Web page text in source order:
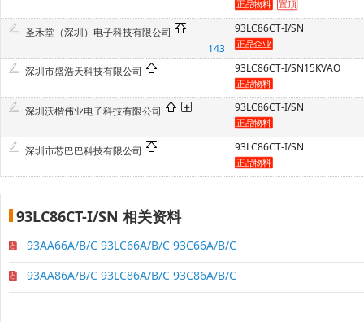
圣禾堂（深圳）电子科技有限公司
143
93LC86CT-I/SN
深圳市盛浩天科技有限公司 93LC86CT-I/SN15KVAO
深圳沃楷伟业电子科技有限公司 93LC86CT-I/SN
深圳市芯巴巴科技有限公司 93LC86CT-I/SN
93LC86CT-I/SN 相关资料
93AA66A/B/C 93LC66A/B/C 93C66A/B/C
93AA86A/B/C 93LC86A/B/C 93C86A/B/C